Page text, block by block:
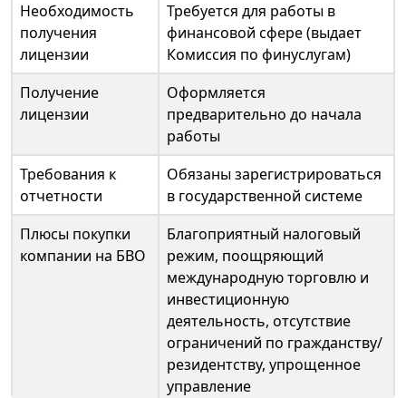
Необходимость
получения
лицензии
Требуется для работы в
финансовой сфере (выдает
Комиссия по финуслугам)
Получение
лицензии
Оформляется
предварительно до начала
работы
Требования к
отчетности
Обязаны зарегистрироваться
в государственной системе
Плюсы покупки
компании на БВО
Благоприятный налоговый
режим, поощряющий
международную торговлю и
инвестиционную
деятельность, отсутствие
ограничений по гражданству/
резидентству, упрощенное
управление